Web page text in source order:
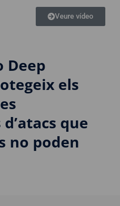
Veure vídeo
Deep
els
que
no poden